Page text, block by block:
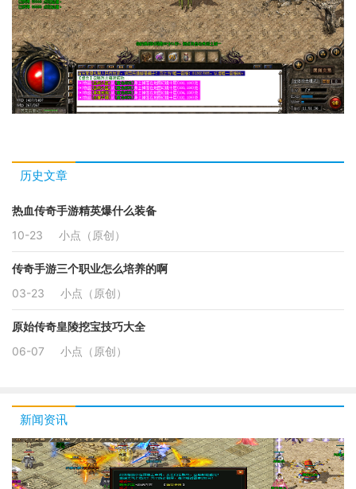
历史文章
热血传奇手游精英爆什么装备
10-23
小点（原创）
传奇手游三个职业怎么培养的啊
03-23
小点（原创）
原始传奇皇陵挖宝技巧大全
06-07
小点（原创）
新闻资讯